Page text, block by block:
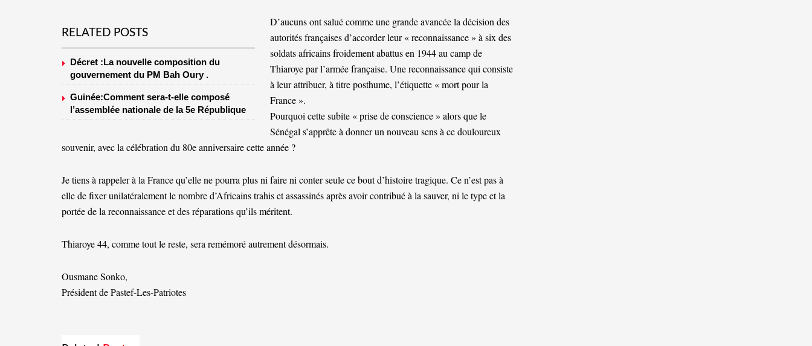
RELATED POSTS
Décret :La nouvelle composition du
gouvernement du PM Bah Oury .
Guinée:Comment sera-t-elle composé
l’assemblée nationale de la 5e République
D’aucuns ont salué comme une grande avancée la décision des
autorités françaises d’accorder leur « reconnaissance » à six des
soldats africains froidement abattus en 1944 au camp de
Thiaroye par l’armée française. Une reconnaissance qui consiste
à leur attribuer, à titre posthume, l’étiquette « mort pour la
France ».
Pourquoi cette subite « prise de conscience » alors que le
Sénégal s’apprête à donner un nouveau sens à ce douloureux
souvenir, avec la célébration du 80e anniversaire cette année ?
Je tiens à rappeler à la France qu’elle ne pourra plus ni faire ni conter seule ce bout d’histoire tragique. Ce n’est pas à
elle de fixer unilatéralement le nombre d’Africains trahis et assassinés après avoir contribué à la sauver, ni le type et la
portée de la reconnaissance et des réparations qu’ils méritent.
Thiaroye 44, comme tout le reste, sera remémoré autrement désormais.
Ousmane Sonko,
Président de Pastef-Les-Patriotes